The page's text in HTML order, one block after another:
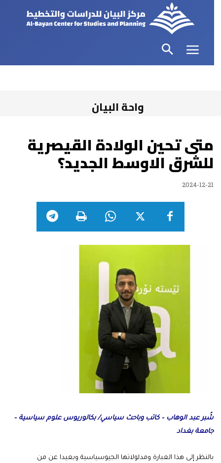
واحة البيان
متى تحين الولادة القيصرية
للشرق الاوسط الجديد؟
2024-12-21
شُبر عبد الوهاب – كاتب وباحث سياسي/ بكالوريوس علوم سياسية –
جامعة بغداد
بالنظر إلى هذا العبارة ومدلولاتها الجيوسياسية وبعيدا عن من